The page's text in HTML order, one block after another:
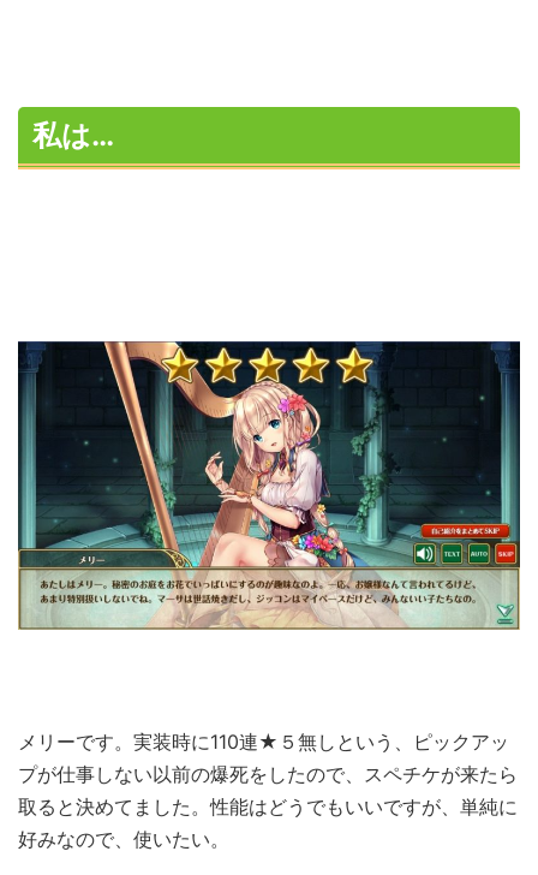
私は…
メリーです。実装時に110連★５無しという、ピックアッ
プが仕事しない以前の爆死をしたので、スペチケが来たら
取ると決めてました。性能はどうでもいいですが、単純に
好みなので、使いたい。